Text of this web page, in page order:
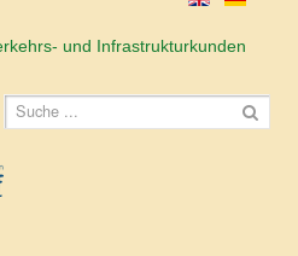
und Infrastrukturkunden